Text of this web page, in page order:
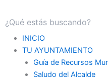
INICIO
TU AYUNTAMIENTO
Guía de Recursos
Saludo del Alcalde